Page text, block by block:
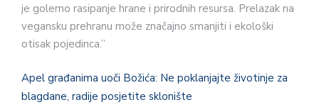
je golemo rasipanje hrane i prirodnih resursa. Prelazak na
vegansku prehranu može značajno smanjiti i ekološki
otisak pojedinca.”
Apel građanima uoči Božića: Ne poklanjajte životinje za
blagdane, radije posjetite sklonište